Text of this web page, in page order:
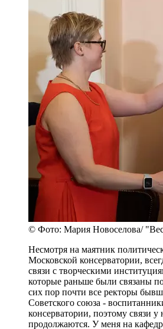
© Фото: Мария Новоселова/
Несмотря на маятник
Московской консерватории,
связи с творческими
которые раньше были связаны
сих пор почти все ректоры
Советского союза -
консерватории, поэтому связи у
продолжаются. У меня на